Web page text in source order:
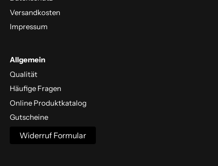
Versandkosten
Impressum
Allgemein
Qualität
Häufige Fragen
Online Produktkatalog
Gutscheine
Widerruf Formular